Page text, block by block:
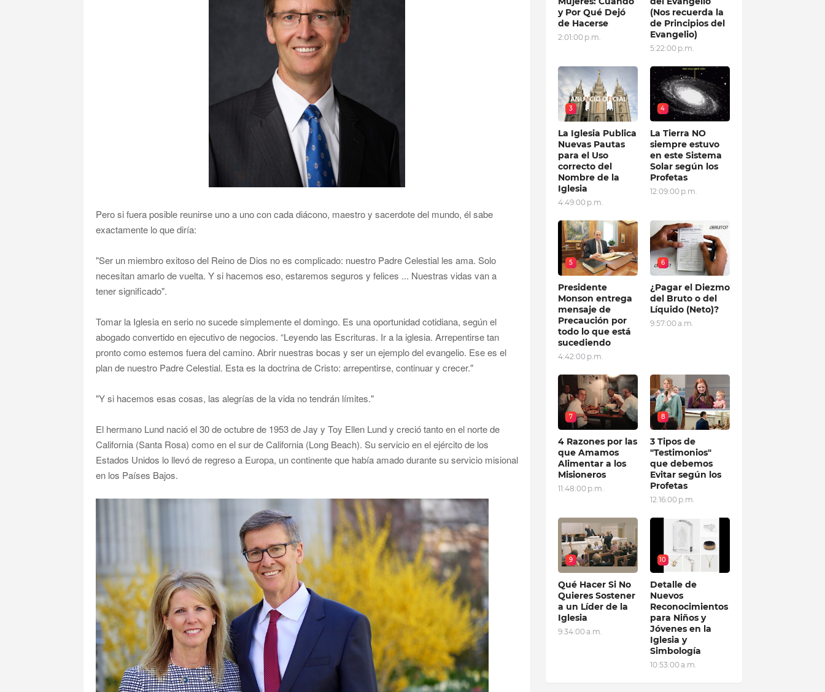
Pero si fuera posible reunirse uno a uno con cada diácono, maestro y sacerdote del mundo, él sabe
exactamente lo que diría:
"Ser un miembro exitoso del Reino de Dios no es complicado: nuestro Padre Celestial les ama. Solo
necesitan amarlo de vuelta. Y si hacemos eso, estaremos seguros y felices ... Nuestras vidas van a
tener significado".
Tomar la Iglesia en serio no sucede simplemente el domingo. Es una oportunidad cotidiana, según el
abogado convertido en ejecutivo de negocios. “Leyendo las Escrituras. Ir a la iglesia. Arrepentirse tan
pronto como estemos fuera del camino. Abrir nuestras bocas y ser un ejemplo del evangelio. Ese es el
plan de nuestro Padre Celestial. Esta es la doctrina de Cristo: arrepentirse, continuar y crecer."
"Y si hacemos esas cosas, las alegrías de la vida no tendrán límites."
El hermano Lund nació el 30 de octubre de 1953 de Jay y Toy Ellen Lund y creció tanto en el norte de
California (Santa Rosa) como en el sur de California (Long Beach). Su servicio en el ejército de los
Estados Unidos lo llevó de regreso a Europa, un continente que había amado durante su servicio misional
en los Países Bajos.
y Por Qué Dejó
de Hacerse
2:01:00 p.m.
(Nos recuerda la
de Principios del
Evangelio)
5:22:00 p.m.
3
La Iglesia Publica
Nuevas Pautas
para el Uso
correcto del
Nombre de la
Iglesia
4:49:00 p.m.
4
La Tierra NO
siempre estuvo
en este Sistema
Solar según los
Profetas
12:09:00 p.m.
5
Presidente
Monson entrega
mensaje de
Precaución por
todo lo que está
sucediendo
4:42:00 p.m.
6
¿Pagar el Diezmo
del Bruto o del
Líquido (Neto)?
9:57:00 a.m.
7
4 Razones por las
que Amamos
Alimentar a los
Misioneros
11:48:00 p.m.
8
3 Tipos de
"Testimonios"
que debemos
Evitar según los
Profetas
12:16:00 p.m.
9
Qué Hacer Si No
Quieres Sostener
a un Líder de la
Iglesia
9:34:00 a.m.
10
Detalle de
Nuevos
Reconocimientos
para Niños y
Jóvenes en la
Iglesia y
Simbología
10:53:00 a.m.